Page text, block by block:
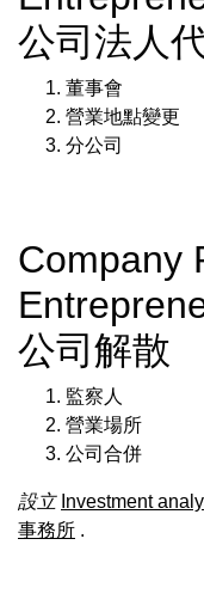
公司法人
董事會
營業地點變更
分公司
Company
公司解散
監察人
營業場所
公司合併
設立 Investment
事務所 .